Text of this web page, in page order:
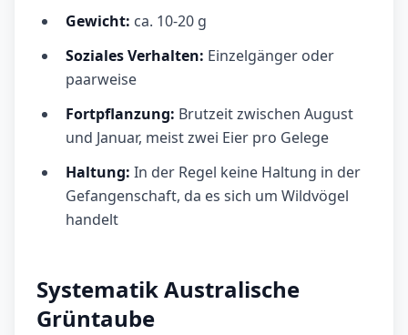
Gewicht: ca. 10-20 g
Soziales Verhalten: Einzelgänger oder
paarweise
Fortpflanzung: Brutzeit zwischen August
und Januar, meist zwei Eier pro Gelege
Haltung: In der Regel keine Haltung in der
Gefangenschaft, da es sich um Wildvögel
handelt
Systematik Australische
Grüntaube